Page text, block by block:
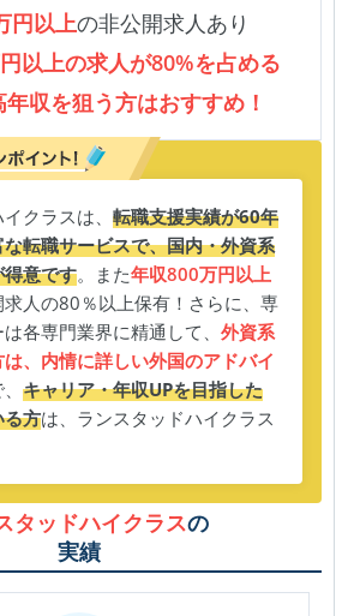
円以上の非公開求人あり
以上の求人が80%を占める
収を狙う方はおすすめ！
クラスは、転職支援実績が60年
転職サービスで、国内・外資系
意です。また年収800万円以上
求人の80％以上保有！さらに、専
各専門業界に精通して、外資系
、内情に詳しい外国のアドバイ
、キャリア・年収UPを目指した
る方は、ランスタッドハイクラス
タッドハイクラスの
実績